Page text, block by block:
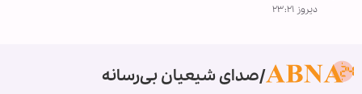
دیروز ۲۳:۲۱
صدای شیعیان بی‌رسانه